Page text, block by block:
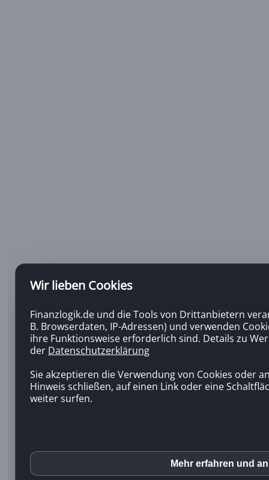
Wir lieben Cookies
Finanzlogik.de und die Tools von Drittanbietern
B. Browserdaten, IP-Adressen) und verwenden
ihre Funktionsweise erforderlich sind. Details zu
der Datenschutzerklärung
Sie akzeptieren die Verwendung von Cookies oder
Hinweis schließen, auf einen Link oder eine
weiter surfen.
Mehr erfahren und